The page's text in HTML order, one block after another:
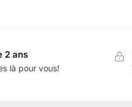
2 ans
là pour vous!